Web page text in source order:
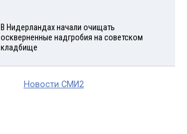
В Нидерландах начали очищать
оскверненные надгробия на советском
кладбище
Новости СМИ2